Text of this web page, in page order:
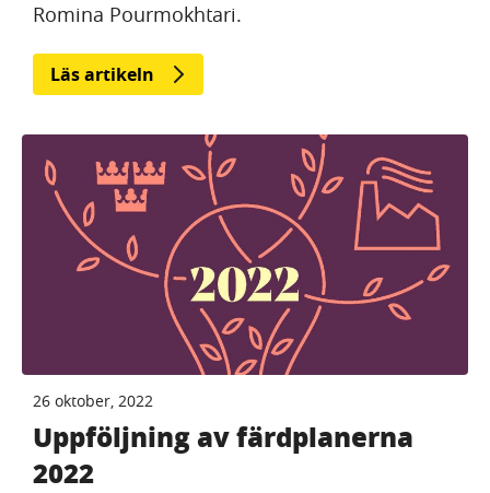
Romina Pourmokhtari.
Läs artikeln
26 oktober, 2022
Uppföljning av färdplanerna
2022